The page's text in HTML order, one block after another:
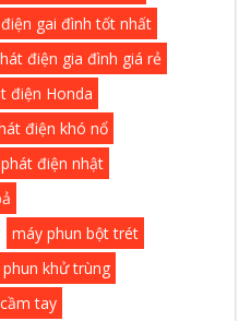
gai đình tốt nhất
điện gia đình giá rẻ
điện Honda
điện khó nổ
điện nhật
máy phun bột trét
khử trùng
tay